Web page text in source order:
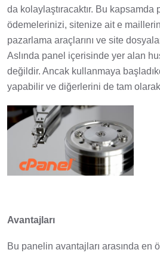
da kolaylaştıracaktır. Bu kapsamda
ödemelerinizi, sitenize ait e
pazarlama araçlarını ve site
Aslında panel içerisinde yer alan
değildir. Ancak kullanmaya
yapabilir ve diğerlerini de tam
Avantajları
Bu panelin avantajları arasında en